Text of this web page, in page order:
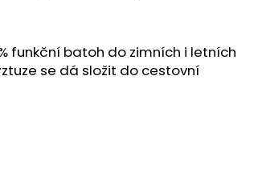
funkční batoh do zimních i letních
se dá složit do cestovní